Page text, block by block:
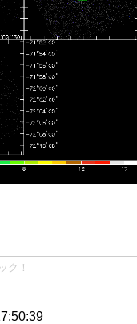
ク！